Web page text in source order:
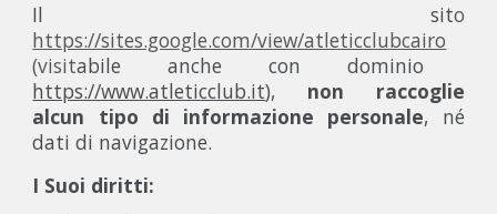
Il sito
https://sites.google.com/view/atleticclubcairo
(visitabile anche con dominio
https://www.atleticclub.it), non raccoglie
alcun tipo di informazione personale, né
dati di navigazione.
I Suoi diritti: